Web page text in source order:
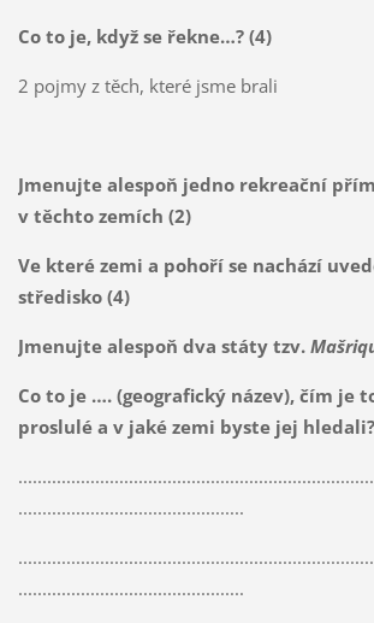
Co to je, když se řekne…? (4)
2 pojmy z těch, které jsme brali
Jmenujte alespoň jedno rekreační
v těchto zemích (2)
Ve které zemi a pohoří se nachází
středisko (4)
Jmenujte alespoň dva státy tzv.
Co to je …. (geografický název), čím je
proslulé a v jaké zemi byste jej
...............................................
...............................................